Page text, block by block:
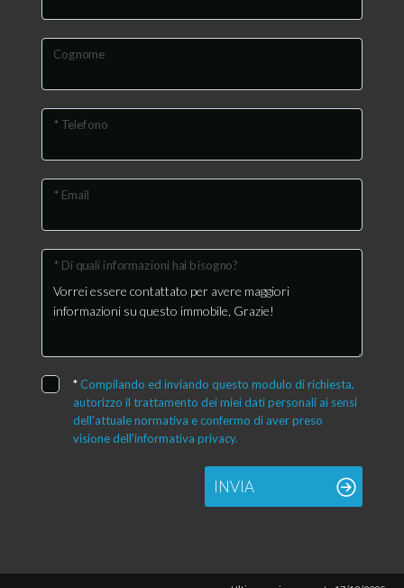
Cognome
* Telefono
* Email
* Di quali informazioni hai bisogno?
*Compilando ed inviando questo modulo di richiesta,
autorizzo il trattamento dei miei dati personali ai sensi
dell'attuale normativa e confermo di aver preso
visione dell'informativa privacy.
INVIA